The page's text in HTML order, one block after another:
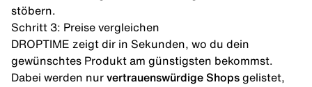
stöbern.
Schritt 3: Preise vergleichen
DROPTIME zeigt dir in Sekunden, wo du dein
gewünschtes Produkt am günstigsten bekommst.
Dabei werden nur vertrauenswürdige Shops gelistet,